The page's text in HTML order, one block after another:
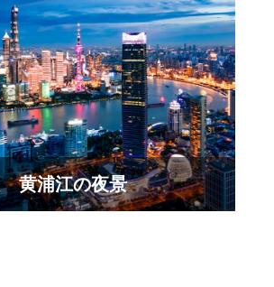
黄浦江の夜景